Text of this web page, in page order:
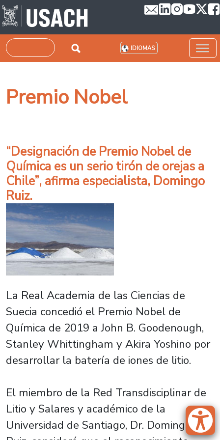
Pasar al contenido principal
Buscar IDIOMAS
Premio Nobel
“Designación de Premio Nobel de
Química es un serio tirón de orejas a
Chile”, afirma especialista, Domingo
Ruiz.
La Real Academia de las Ciencias de
Suecia concedió el Premio Nobel de
Química de 2019 a John B. Goodenough,
Stanley Whittingham y Akira Yoshino por
desarrollar la batería de iones de litio.
El miembro de la Red Transdisciplinar de
Litio y Salares y académico de la
Universidad de Santiago, Dr. Domingo